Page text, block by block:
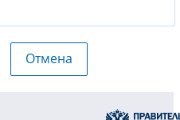
Отмена